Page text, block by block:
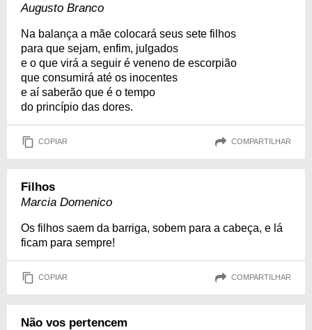
Augusto Branco
Na balança a mãe colocará seus sete filhos
para que sejam, enfim, julgados
e o que virá a seguir é veneno de escorpião
que consumirá até os inocentes
e aí saberão que é o tempo
do princípio das dores.
COPIAR COMPARTILHAR
Filhos
Marcia Domenico
Os filhos saem da barriga, sobem para a cabeça, e lá
ficam para sempre!
COPIAR COMPARTILHAR
Não vos pertencem